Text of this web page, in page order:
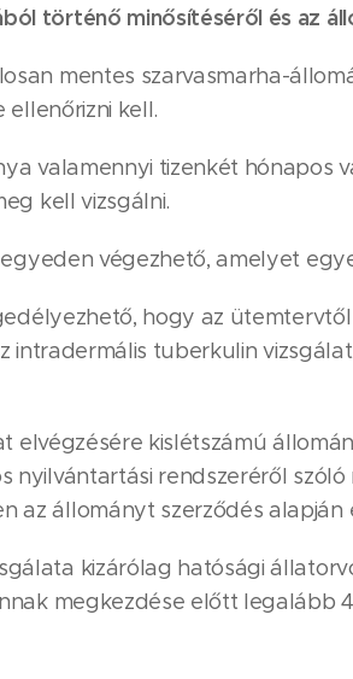
történő minősítéséről és az
mentes szarvasmarha-
kell.
valamennyi tizenkét hónapos
kell vizsgálni.
végezhető, amelyet
hogy az
intradermális tuberkulin
elvégzésére kislétszámú
nyilvántartási rendszeréről
az állományt szerződés
kizárólag hatósági
megkezdése előtt legalább